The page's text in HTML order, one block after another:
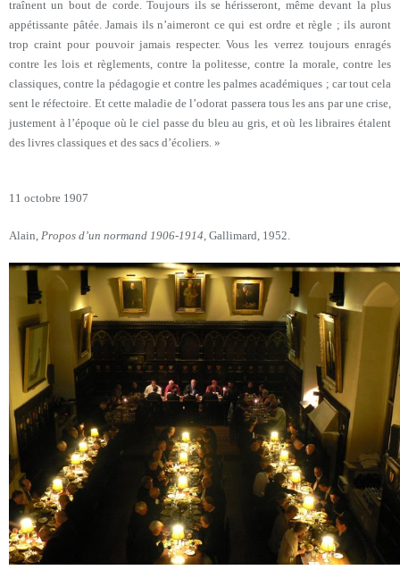
traînent un bout de corde. Toujours ils se hérisseront, même devant la plus
appétissante pâtée. Jamais ils n’aimeront ce qui est ordre et règle ; ils auront
trop craint pour pouvoir jamais respecter. Vous les verrez toujours enragés
contre les lois et règlements, contre la politesse, contre la morale, contre les
classiques, contre la pédagogie et contre les palmes académiques ; car tout cela
sent le réfectoire. Et cette maladie de l’odorat passera tous les ans par une crise,
justement à l’époque où le ciel passe du bleu au gris, et où les libraires étalent
des livres classiques et des sacs d’écoliers. »
11 octobre 1907
Alain, Propos d’un normand 1906-1914, Gallimard, 1952.